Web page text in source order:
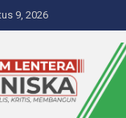
9, 2026